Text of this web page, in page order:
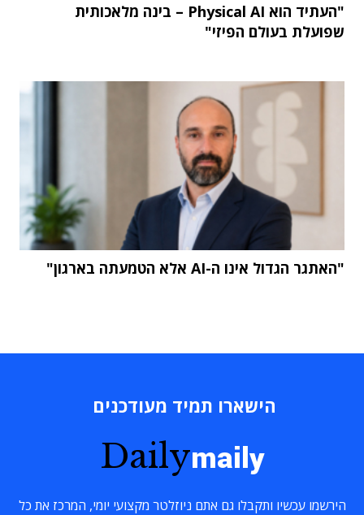
"העתיד הוא Physical AI – בינה מלאכותית
שפועלת בעולם הפיזי"
"האתגר הגדול אינו ה-AI אלא הטמעתה בארגון"
הישארו תמיד מעודכנים
Dailymaily
הירשמו עכשיו ותקבלו גם אתם ניוזלטר מקצועי יומי, המרכז את כל